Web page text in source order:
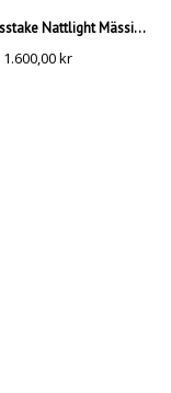
Skultuna Ljusstake Nattlight Mässing, Large
1.600,00kr